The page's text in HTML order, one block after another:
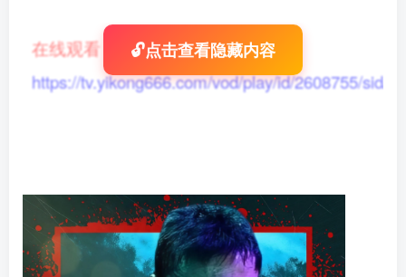
在线观看
https://tv.yikong666.com/vod/play/id/2608755/sid/
🔓点击查看隐藏内容